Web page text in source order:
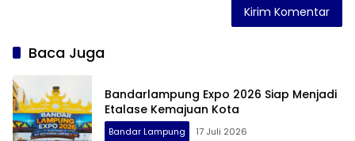
Baca Juga
Bandarlampung Expo 2026 Siap Menjadi
Etalase Kemajuan Kota
Bandar Lampung 17 Juli 2026